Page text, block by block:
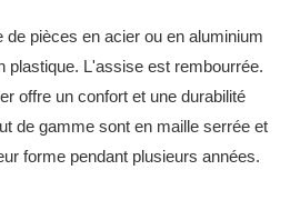
pièces en acier ou en aluminium
plastique. L'assise est rembourrée.
offre un confort et une durabilité
de gamme sont en maille serrée et
forme pendant plusieurs années.